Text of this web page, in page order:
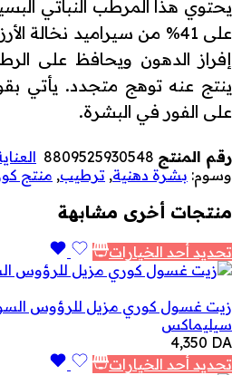
على 41% من سيراميد نخالة
إفراز الدهون ويحافظ على
ينتج عنه توهج متجدد. يأتي
على الفور في البشرة.
رقم المنتج 8809525930548
وسوم: بشرة دهنية, ترطيب, منتج
منتجات أخرى مشابهة
تحديد أحد الخيارات
زيت غسول كوري مزيل للرؤوس
سيليماكس
4,350 DA
تحديد أحد الخيارات